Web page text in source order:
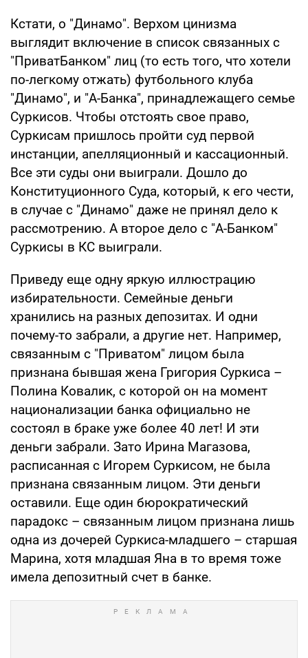
Кстати, о "Динамо". Верхом цинизма
выглядит включение в список связанных с
"ПриватБанком" лиц (то есть того, что хотели
по-легкому отжать) футбольного клуба
"Динамо", и "А-Банка", принадлежащего семье
Суркисов. Чтобы отстоять свое право,
Суркисам пришлось пройти суд первой
инстанции, апелляционный и кассационный.
Все эти суды они выиграли. Дошло до
Конституционного Суда, который, к его чести,
в случае с "Динамо" даже не принял дело к
рассмотрению. А второе дело с "А-Банком"
Суркисы в КС выиграли.
Приведу еще одну яркую иллюстрацию
избирательности. Семейные деньги
хранились на разных депозитах. И одни
почему-то забрали, а другие нет. Например,
связанным с "Приватом" лицом была
признана бывшая жена Григория Суркиса –
Полина Ковалик, с которой он на момент
национализации банка официально не
состоял в браке уже более 40 лет! И эти
деньги забрали. Зато Ирина Магазова,
расписанная с Игорем Суркисом, не была
признана связанным лицом. Эти деньги
оставили. Еще один бюрократический
парадокс – связанным лицом признана лишь
одна из дочерей Суркиса-младшего – старшая
Марина, хотя младшая Яна в то время тоже
имела депозитный счет в банке.